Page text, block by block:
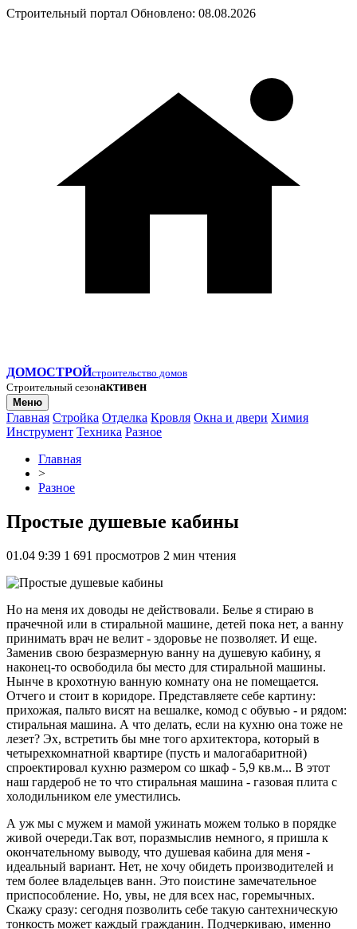
Строительный портал Обновлено: 08.08.2026
ДОМОСТРОЙстроительство домов
Строительный сезонактивен
Меню
Главная Стройка Отделка Кровля Окна и двери Химия
Инструмент Техника Разное
Главная
>
Разное
Простые душевые кабины
01.04 9:39 1 691 просмотров 2 мин чтения
Но на меня их доводы не действовали. Белье я стираю в
прачечной или в стиральной машине, детей пока нет, а ванну
принимать врач не велит - здоровье не позволяет. И еще.
Заменив свою безразмерную ванну на душевую кабину, я
наконец-то освободила бы место для стиральной машины.
Нынче в крохотную ванную комнату она не помещается.
Отчего и стоит в коридоре. Представляете себе картину:
прихожая, пальто висят на вешалке, комод с обувью - и рядом:
стиральная машина. А что делать, если на кухню она тоже не
лезет? Эх, встретить бы мне того архитектора, который в
четырехкомнатной квартире (пусть и малогабаритной)
спроектировал кухню размером со шкаф - 5,9 кв.м... В этот
наш гардероб не то что стиральная машина - газовая плита с
холодильником еле уместились.
А уж мы с мужем и мамой ужинать можем только в порядке
живой очереди.Так вот, поразмыслив немного, я пришла к
окончательному выводу, что душевая кабина для меня -
идеальный вариант. Нет, не хочу обидеть производителей и
тем более владельцев ванн. Это поистине замечательное
приспособление. Но, увы, не для всех нас, горемычных.
Скажу сразу: сегодня позволить себе такую сантехническую
тонкость может каждый гражданин. Подчеркиваю, именно